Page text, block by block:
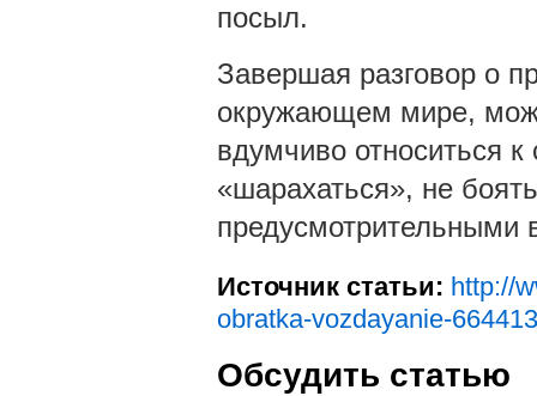
посыл.
Завершая разговор о
окружающем мире,
вдумчиво относиться
«шарахаться», не
предусмотрительными
Источник статьи: http://
obratka-vozdayanie-
Обсудить статью